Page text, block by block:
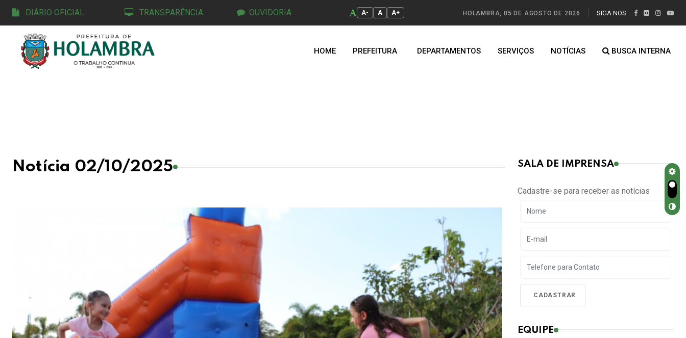
DIÁRIO OFICIAL TRANSPARÊNCIA OUVIDORIA A- A A+ HOLAMBRA, 05 DE AGOSTO DE 2026 SIGA NOS:
HOME PREFEITURA DEPARTAMENTOS SERVIÇOS NOTÍCIAS BUSCA INTERNA
Notícia 02/10/2025 SALA DE IMPRENSA
Cadastre-se para receber as notícias
EQUIPE